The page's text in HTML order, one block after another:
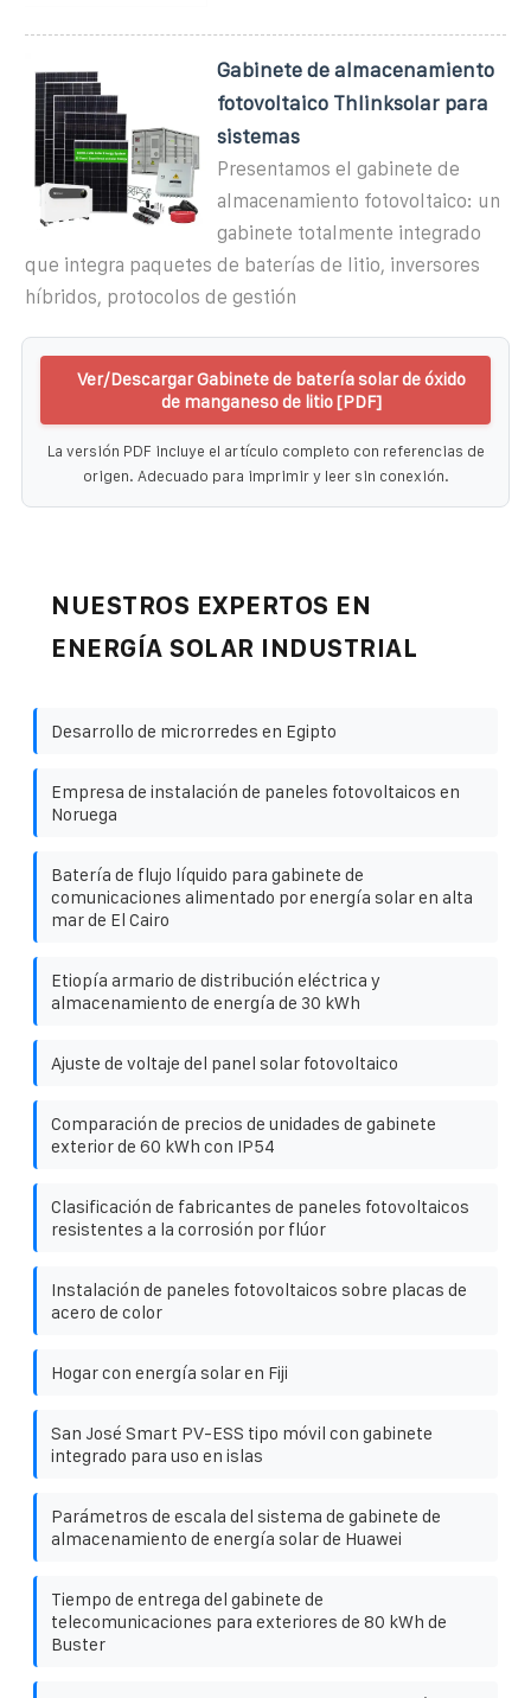
Gabinete de almacenamiento
fotovoltaico Thlinksolar para
sistemas
Presentamos el gabinete de
almacenamiento fotovoltaico: un
gabinete totalmente integrado
que integra paquetes de baterías de litio, inversores
híbridos, protocolos de gestión
Ver/Descargar Gabinete de batería solar de óxido
de manganeso de litio [PDF]
La versión PDF incluye el artículo completo con referencias de
origen. Adecuado para imprimir y leer sin conexión.
NUESTROS EXPERTOS EN
ENERGÍA SOLAR INDUSTRIAL
Desarrollo de microrredes en Egipto
Empresa de instalación de paneles fotovoltaicos en
Noruega
Batería de flujo líquido para gabinete de
comunicaciones alimentado por energía solar en alta
mar de El Cairo
Etiopía armario de distribución eléctrica y
almacenamiento de energía de 30 kWh
Ajuste de voltaje del panel solar fotovoltaico
Comparación de precios de unidades de gabinete
exterior de 60 kWh con IP54
Clasificación de fabricantes de paneles fotovoltaicos
resistentes a la corrosión por flúor
Instalación de paneles fotovoltaicos sobre placas de
acero de color
Hogar con energía solar en Fiji
San José Smart PV-ESS tipo móvil con gabinete
integrado para uso en islas
Parámetros de escala del sistema de gabinete de
almacenamiento de energía solar de Huawei
Tiempo de entrega del gabinete de
telecomunicaciones para exteriores de 80 kWh de
Buster